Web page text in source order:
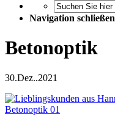
Navigation schließen
Betonoptik
30.Dez..2021